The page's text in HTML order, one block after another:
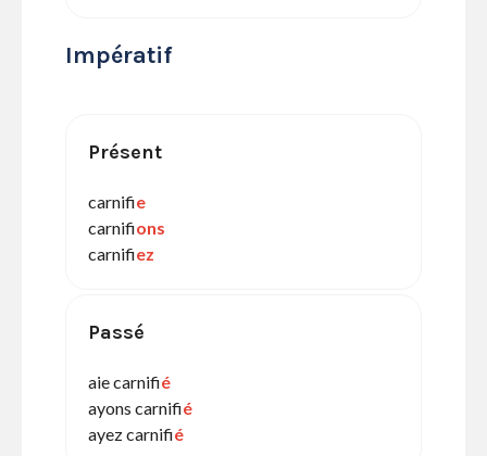
Impératif
Présent
carnifie
carnifions
carnifiez
Passé
aie carnifié
ayons carnifié
ayez carnifié